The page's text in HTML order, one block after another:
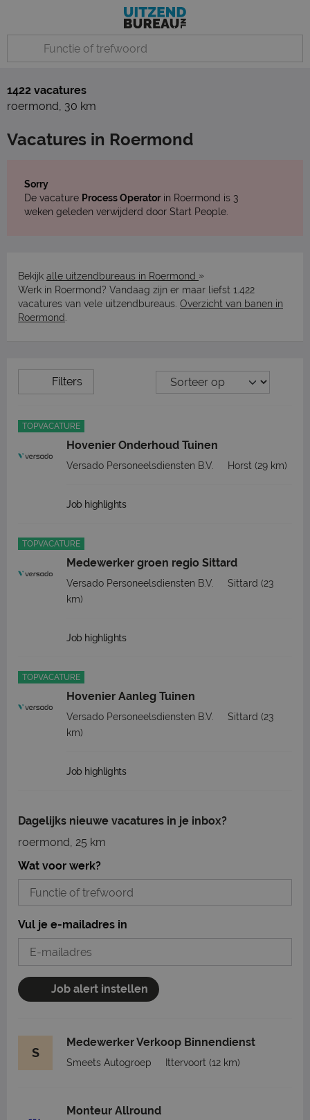
1422 vacatures
roermond, 30 km
Vacatures in Roermond
Sorry
De vacature Process Operatorin Roermond is 3
weken geleden verwijderd door Start People.
Bekijk alle uitzendbureaus in Roermond »
Werk in Roermond? Vandaag zijn er maar liefst 1.422
vacatures van vele uitzendbureaus. Overzicht van banen in
Roermond
Filters
TOPVACATURE
Hovenier Onderhoud Tuinen
Versado Personeelsdiensten B.V. Horst (29 km)
Job highlights
TOPVACATURE
Medewerker groen regio Sittard
Versado Personeelsdiensten B.V. Sittard (23
km)
Job highlights
TOPVACATURE
Hovenier Aanleg Tuinen
Versado Personeelsdiensten B.V. Sittard (23
km)
Job highlights
Dagelijks nieuwe vacatures in je inbox?
roermond, 25 km
Wat voor werk?
Vul je e-mailadres in
Job alert instellen
S
Medewerker Verkoop Binnendienst
Smeets Autogroep Ittervoort (12 km)
Monteur Allround